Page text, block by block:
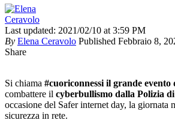
Last updated: 2021/02/10 at 3:59 PM
By Elena Ceravolo Published Febbraio 8,
Share
Si chiama #cuoriconnessi il grande evento
combattere il cyberbullismo dalla Polizia
occasione del Safer internet day, la giornata
sicurezza in rete.